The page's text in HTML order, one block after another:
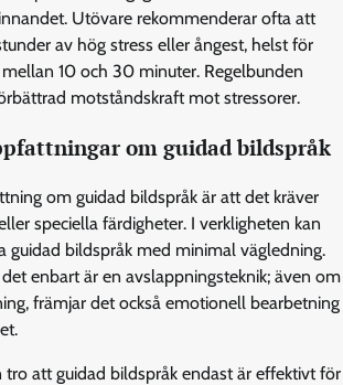
Utövare rekommenderar ofta att
av hög stress eller ångest, helst för
10 och 30 minuter. Regelbunden
motståndskraft mot stressorer.
om guidad bildspråk
om guidad bildspråk är att det kräver
speciella färdigheter. I verkligheten kan
guidad bildspråk med minimal vägledning.
enbart är en avslappningsteknik; även om
främjar det också emotionell bearbetning
tro att guidad bildspråk endast är effektivt för